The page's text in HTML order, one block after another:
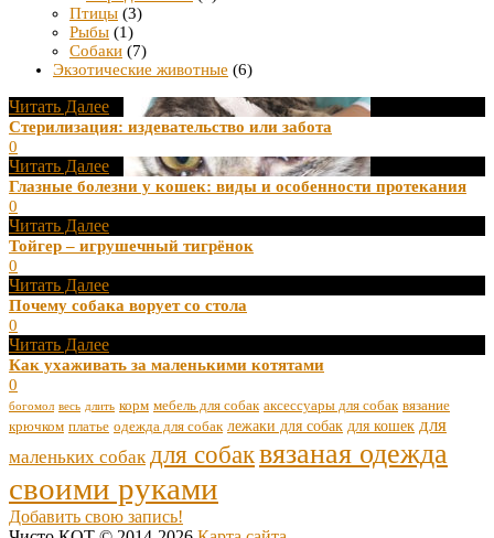
Птицы (3)
Рыбы (1)
Собаки (7)
Экзотические животные (6)
Читать Далее
Стерилизация: издевательство или забота
0
Читать Далее
Глазные болезни у кошек: виды и особенности протекания
0
Читать Далее
Тойгер – игрушечный тигрёнок
0
Читать Далее
Почему собака ворует со стола
0
Читать Далее
Как ухаживать за маленькими котятами
0
богомол весь длить корм мебель для собак аксессуары для собак вязание
крючком платье одежда для собак лежаки для собак для кошек для
маленьких собак для собаквязаная одежда
своими руками
Добавить свою запись!